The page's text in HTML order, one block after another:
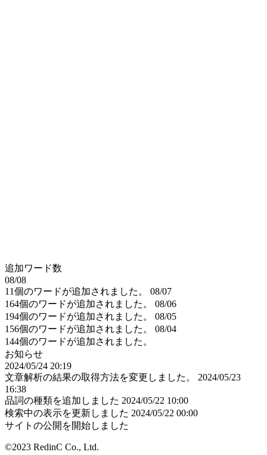
追加ワード数
08/08
11個のワードが追加されました。
08/07
164個のワードが追加されました。
08/06
194個のワードが追加されました。
08/05
156個のワードが追加されました。
08/04
144個のワードが追加されました。
お知らせ
2024/05/24 20:19
文章解析の結果の取得方法を変更しました。
2024/05/23
16:38
品詞の種類を追加しました 2024/05/22 10:00
検索中の表示を更新しました 2024/05/22 00:00
サイトの公開を開始しました
©2023 RedinC Co., Ltd.